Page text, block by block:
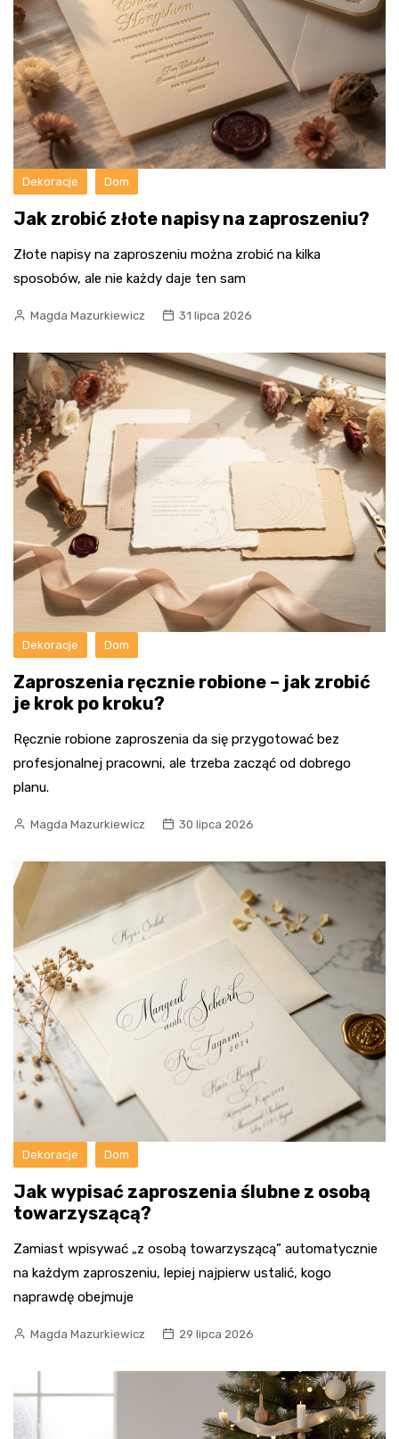
Dekoracje Dom
Jak zrobić złote napisy na zaproszeniu?
Złote napisy na zaproszeniu można zrobić na kilka
sposobów, ale nie każdy daje ten sam
Magda Mazurkiewicz 31 lipca 2026
Dekoracje Dom
Zaproszenia ręcznie robione – jak zrobić
je krok po kroku?
Ręcznie robione zaproszenia da się przygotować bez
profesjonalnej pracowni, ale trzeba zacząć od dobrego
planu.
Magda Mazurkiewicz 30 lipca 2026
Dekoracje Dom
Jak wypisać zaproszenia ślubne z osobą
towarzyszącą?
Zamiast wpisywać „z osobą towarzyszącą” automatycznie
na każdym zaproszeniu, lepiej najpierw ustalić, kogo
naprawdę obejmuje
Magda Mazurkiewicz 29 lipca 2026